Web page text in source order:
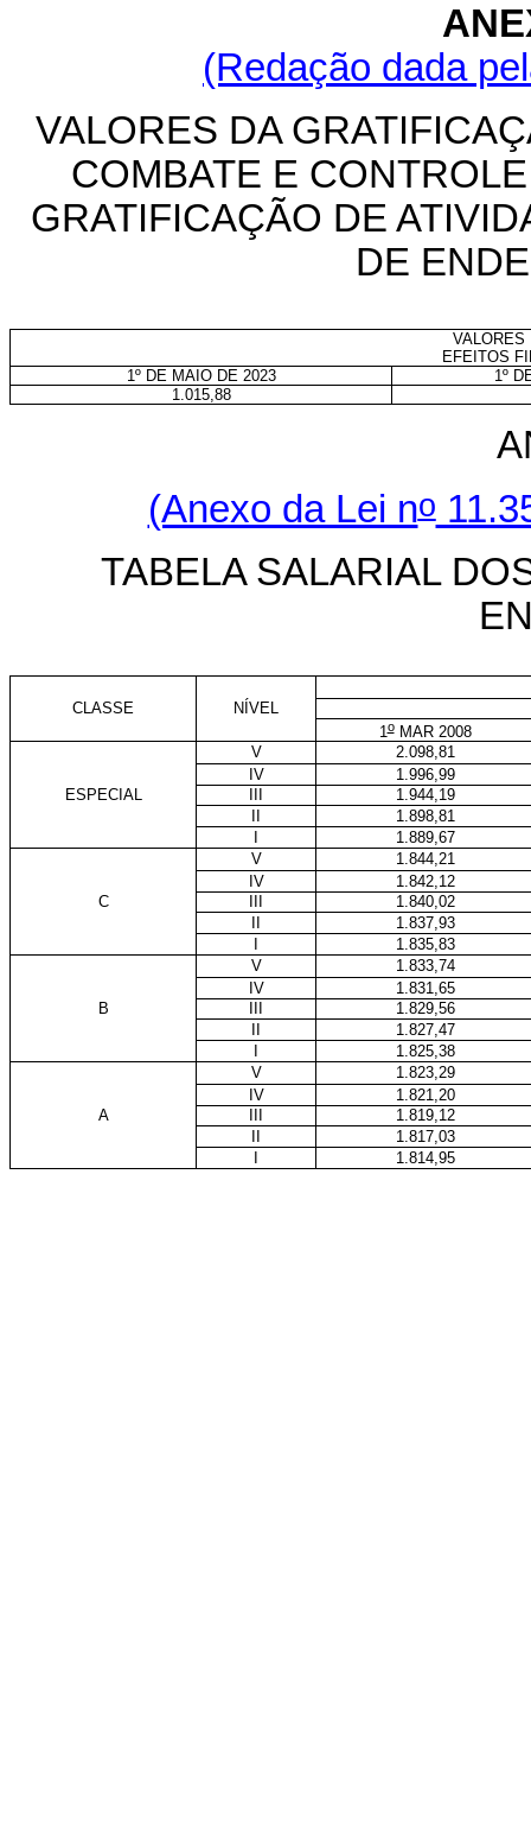
(Redação dada
VALORES DA
COMBATE E
GRATIFICAÇÃO DE
DE
VALORES
EFEITOS
1º DE MAIO DE 2023
1º
1.015,88
(Anexo da Lei no
TABELA SALARIAL
CLASSE
NÍVEL
1oMAR 2008
V
2.098,81
IV
1.996,99
ESPECIAL
1.944,19
1.898,81
1.889,67
V
1.844,21
IV
1.842,12
C
1.840,02
1.837,93
1.835,83
V
1.833,74
IV
1.831,65
B
1.829,56
1.827,47
1.825,38
V
1.823,29
IV
1.821,20
A
1.819,12
1.817,03
1.814,95